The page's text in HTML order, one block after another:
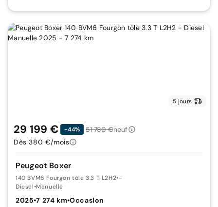
5 jours
Peugeot Boxer
140 BVM6 Fourgon tôle 3.3 T L2H2•-
Diesel•Manuelle
2025•7 274 km•Occasion
29 199 € -44% 51 780 €neuf
Dès 380 €/mois